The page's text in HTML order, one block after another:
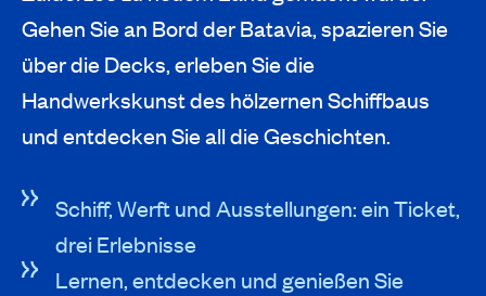
Gehen Sie an Bord der Batavia, spazieren Sie
über die Decks, erleben Sie die
Handwerkskunst des hölzernen Schiffbaus
und entdecken Sie all die Geschichten.
Schiff, Werft und Ausstellungen: ein Ticket,
drei Erlebnisse
Lernen, entdecken und genießen Sie